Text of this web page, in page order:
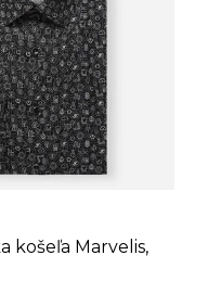
košeľa Marvelis,